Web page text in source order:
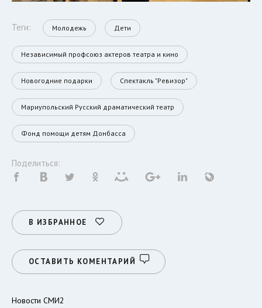
Теги: Молодежь Дети
Независимый профсоюз актеров театра и кино
Новогодние подарки Спектакль "Ревизор"
Мариупольский Русский драматический театр
Фонд помощи детям Донбасса
Поделиться:
В ИЗБРАННОЕ
ОСТАВИТЬ КОМЕНТАРИЙ
Новости СМИ2